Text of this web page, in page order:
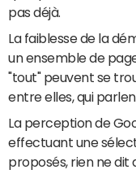
pas déjà.
La faiblesse de la
un ensemble de
"tout" peuvent se
entre elles, qui
La perception de
effectuant une
proposés, rien ne